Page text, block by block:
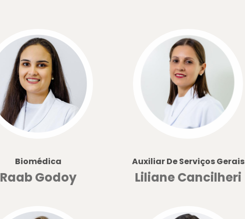
Biomédica
Raab Godoy
Auxiliar De Serviços Gerais
Liliane Cancilheri